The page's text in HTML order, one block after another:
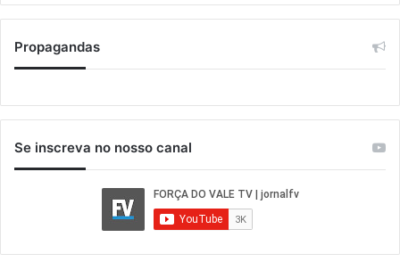
Propagandas
Se inscreva no nosso canal